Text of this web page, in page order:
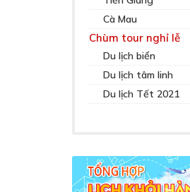
Cà Mau
Chùm tour nghỉ lễ
Du lịch biển
Du lịch tâm linh
Du lịch Tết 2021